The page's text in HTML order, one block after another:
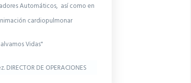
Automáticos, así como en
cardiopulmonar
Vidas"
DE OPERACIONES